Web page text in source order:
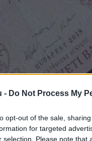
- Do Not Process My
opt-out of the sale,
for targeted
selection. Please note
az árak